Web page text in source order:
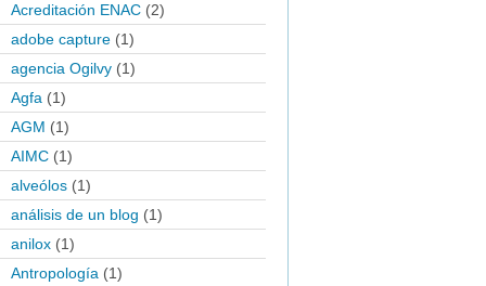
Acreditación ENAC (2)
adobe capture (1)
agencia Ogilvy (1)
Agfa (1)
AGM (1)
AIMC (1)
alveólos (1)
análisis de un blog (1)
anilox (1)
Antropología (1)